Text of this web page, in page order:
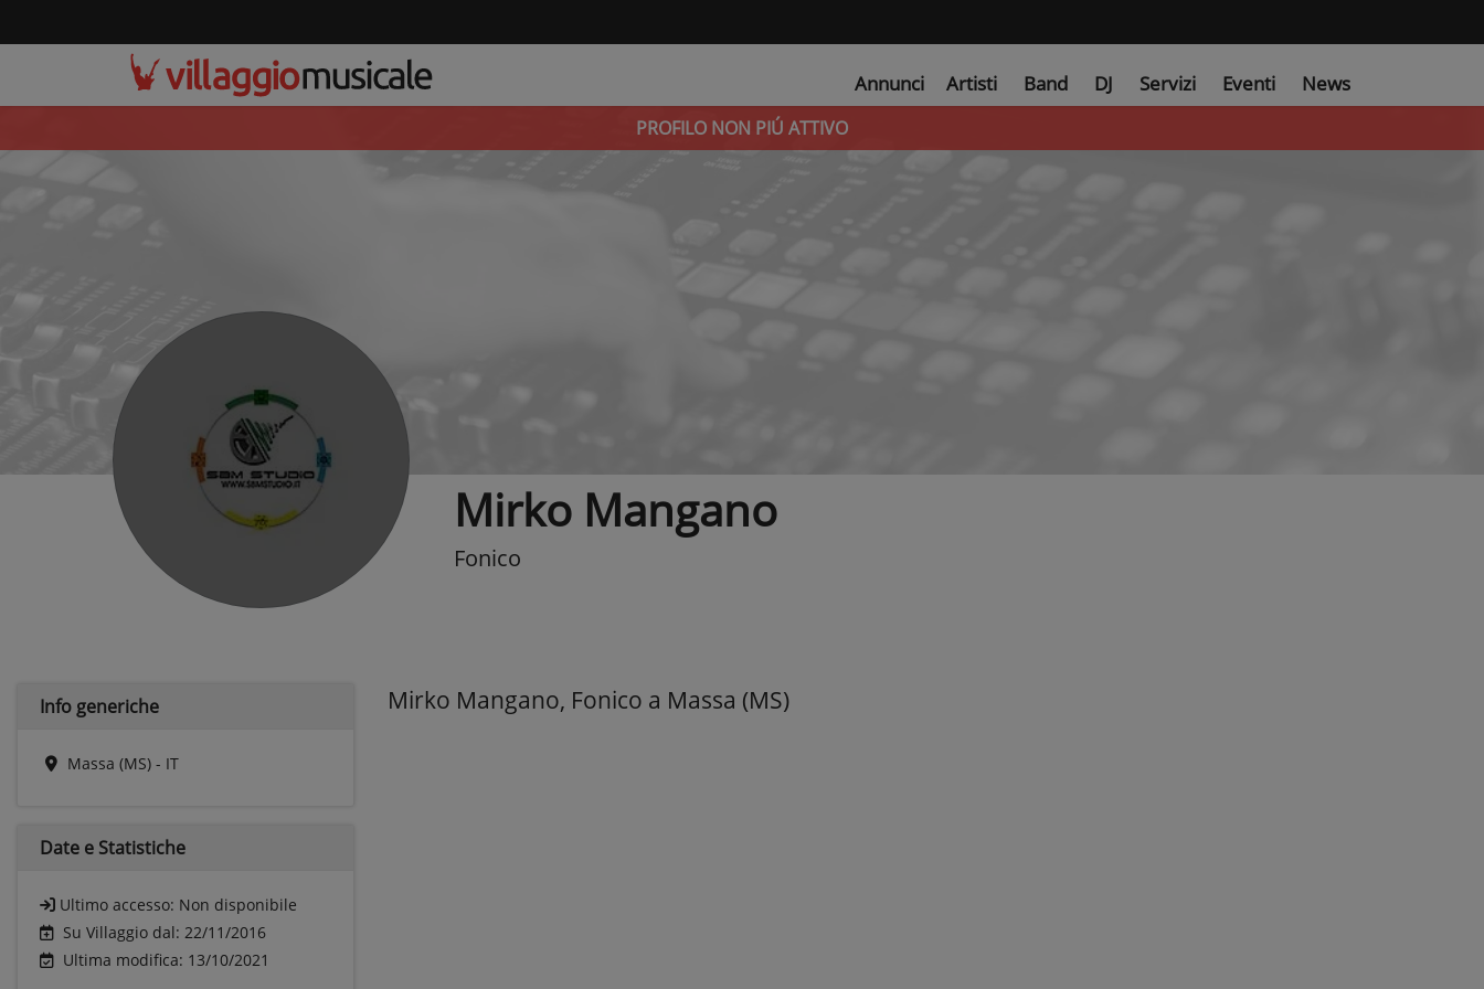
Annunci Artisti Band DJ Servizi Eventi News
PROFILO NON PIÚ ATTIVO
Mirko Mangano
Fonico
Info generiche
Massa (MS) - IT
Date e Statistiche
Ultimo accesso: Non disponibile
Su Villaggio dal: 22/11/2016
Ultima modifica: 13/10/2021
Mirko Mangano, Fonico a Massa (MS)